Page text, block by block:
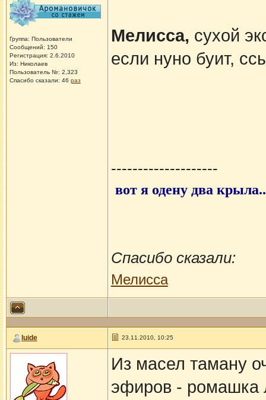
Группа: Пользователи
Сообщений: 150
Регистрация: 2.6.2010
Из: Николаев
Пользователь №: 2,323
Спасибо сказали: 46 раз
Мелисса, сухой
если нуно буит,
--------------------
вот я одену два
Спасибо сказали:
Мелисса
luide 23.11.2010, 10:25
Из масел таману
эфиров - ромашка